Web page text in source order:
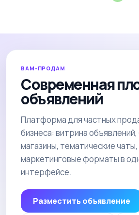
ВАМ-ПРОДАМ
Современная
объявлений
Платформа для частных
бизнеса: витрина
магазины, тематические
маркетинговые форматы в
интерфейсе.
Разместить объявление